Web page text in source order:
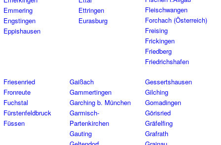
Emmering
Engstingen
Eppishausen
Ettringen
Eurasburg
Fleischwangen
Forchach (Österreich)
Freising
Frickingen
Friedberg
Friedrichshafen
Friesenried
Fronreute
Fuchstal
Fürstenfeldbruck
Füssen
Gaißach
Gammertingen
Garching b. München
Garmisch-
Partenkirchen
Gauting
Gessertshausen
Gilching
Gomadingen
Görisried
Gräfelfing
Grafrath